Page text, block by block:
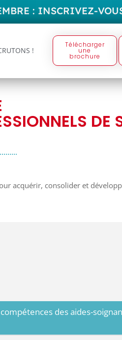
: INSCRIVEZ-VOU
!
Télécharger
une
brochure
DE
acquérir, consolider et
des aides-